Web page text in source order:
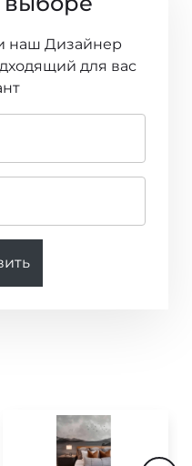
наш Дизайнер
для вас